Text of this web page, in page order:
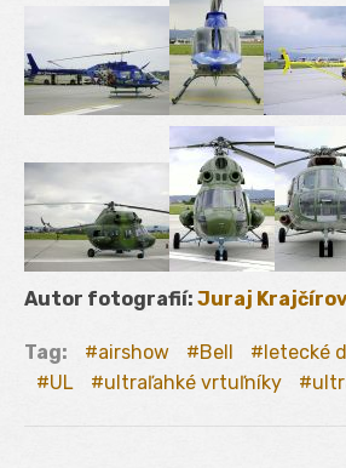
Autor fotografií: Juraj
Tag: airshow Bell letecké
UL
ultraľahké vrtuľníky